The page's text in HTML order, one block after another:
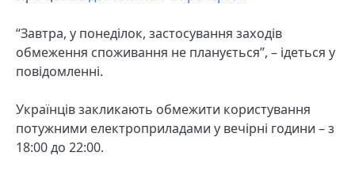
“Завтра, у понеділок, застосування заходів
обмеження споживання не планується”, – ідеться у
повідомленні.
Українців закликають обмежити користування
потужними електроприладами у вечірні години – з
18:00 до 22:00.